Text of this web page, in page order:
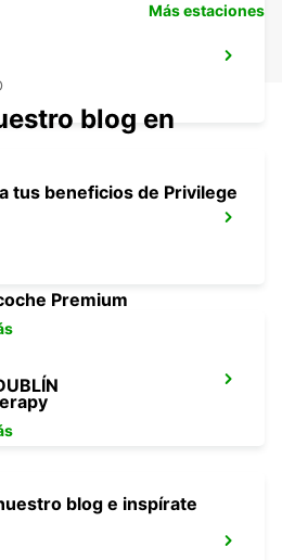
Más estaciones
blog en
tus beneficios de Privilege
Premium
blog e inspírate